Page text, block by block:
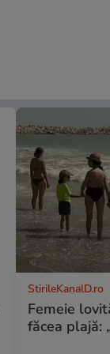
StirileKanalD.ro
Femeie
făcea plajă: